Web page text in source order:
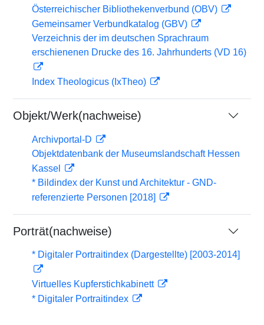
Österreichischer Bibliothekenverbund (OBV)
Gemeinsamer Verbundkatalog (GBV)
Verzeichnis der im deutschen Sprachraum
erschienenen Drucke des 16. Jahrhunderts (VD 16)
Index Theologicus (IxTheo)
Objekt/Werk(nachweise)
Archivportal-D
Objektdatenbank der Museumslandschaft Hessen
Kassel
* Bildindex der Kunst und Architektur - GND-
referenzierte Personen [2018]
Porträt(nachweise)
* Digitaler Portraitindex (Dargestellte) [2003-2014]
Virtuelles Kupferstichkabinett
* Digitaler Portraitindex